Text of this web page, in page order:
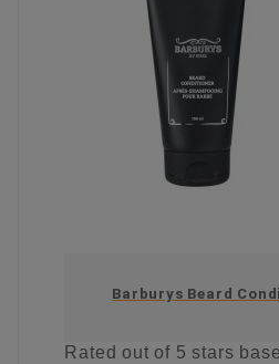
Barburys Beard
Ratedout of 5 stars